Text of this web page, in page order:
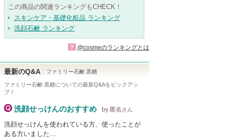
この商品の関連ランキングもCHECK！
スキンケア・基礎化粧品 ランキング
洗顔石鹸 ランキング
? @cosmeのランキングとは
最新のQ&A ファミリー石鹸 黒糖
ファミリー石鹸 黒糖についての最新Q&Aをピックアッ
プ！
洗顔せっけんのおすすめ by 匿名 さん
洗顔せっけんを使われている方、使ったことが
ある方いました…